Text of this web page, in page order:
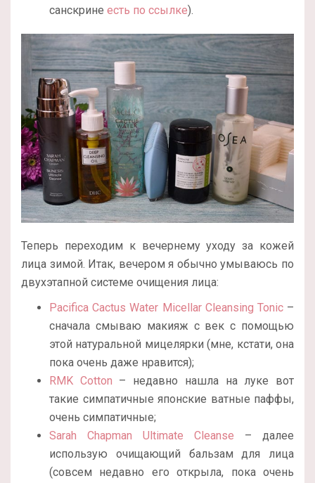
санскрине есть по ссылке).
Теперь переходим к вечернему уходу за кожей
лица зимой. Итак, вечером я обычно умываюсь по
двухэтапной системе очищения лица:
Pacifica Cactus Water Micellar Cleansing Tonic–
сначала смываю макияж с век с помощью
этой натуральной мицелярки (мне, кстати, она
пока очень даже нравится);
RMK Cotton – недавно нашла на луке вот
такие симпатичные японские ватные паффы,
очень симпатичные;
Sarah Chapman Ultimate Cleanse – далее
использую очищающий бальзам для лица
(совсем недавно его открыла, пока очень